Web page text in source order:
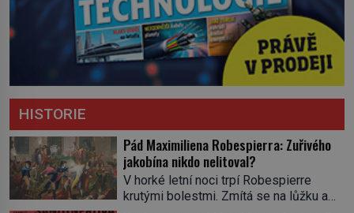
HISTORIE
Pád Maximiliena Robespierra: Zuřivého
jakobína nikdo nelitoval?
V horké letní noci trpí Robespierre
krutými bolestmi. Zmítá se na lůžku a